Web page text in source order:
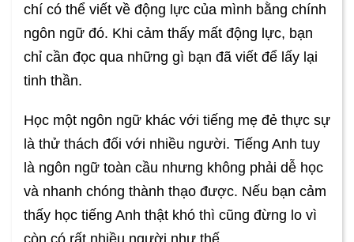
chí có thể viết về động lực của mình bằng chính
ngôn ngữ đó. Khi cảm thấy mất động lực, bạn
chỉ cần đọc qua những gì bạn đã viết để lấy lại
tinh thần.
Học một ngôn ngữ khác với tiếng mẹ đẻ thực sự
là thử thách đối với nhiều người. Tiếng Anh tuy
là ngôn ngữ toàn cầu nhưng không phải dễ học
và nhanh chóng thành thạo được. Nếu bạn cảm
thấy học tiếng Anh thật khó thì cũng đừng lo vì
còn có rất nhiều người như thế.